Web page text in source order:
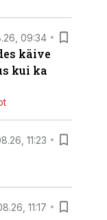
09:34
käive
kui ka
11:23
11:17